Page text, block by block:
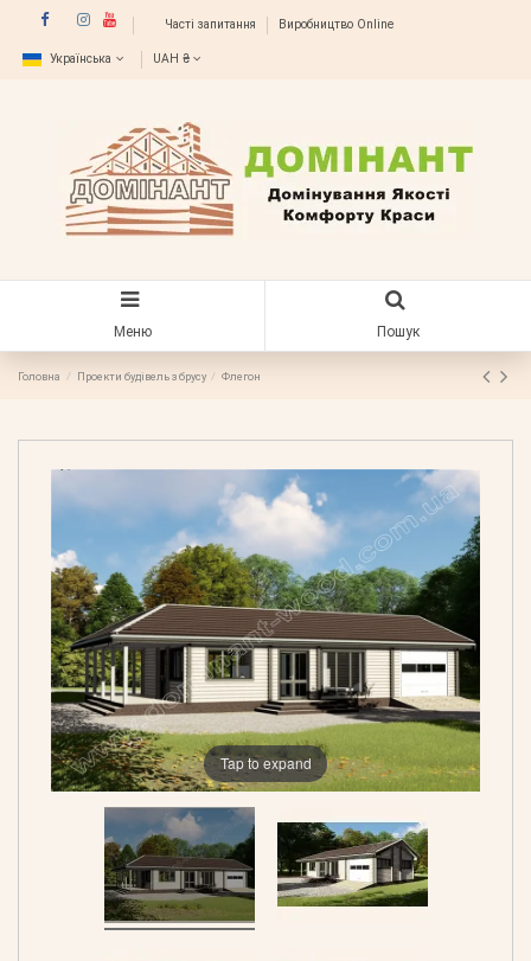
Часті запитання Виробництво Online
Українська UAH ₴
Меню Пошук
Головна Проекти будівель з брусу Флегон
Tap to expand